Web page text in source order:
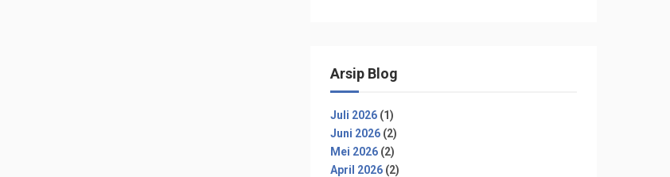
Arsip Blog
Juli 2026 (1)
Juni 2026 (2)
Mei 2026 (2)
April 2026 (2)